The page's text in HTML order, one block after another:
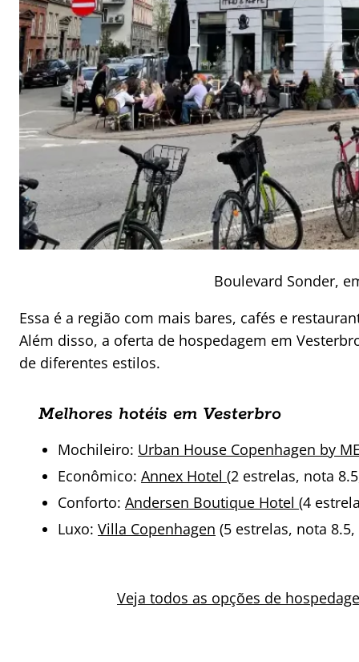
Boulevard Sonder,
Essa é a região com mais bares, cafés e
Além disso, a oferta de hospedagem em
de diferentes estilos.
Melhores hotéis em Vesterbro
Mochileiro: Urban House Copenhagen by
Econômico: Annex Hotel (2 estrelas, nota
Conforto: Andersen Boutique Hotel (4
Luxo: Villa Copenhagen (5 estrelas, nota 8.5,
Veja todos as opções de